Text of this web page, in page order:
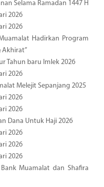
Selama Ramadan 1447 H
2026
2026
Hadirkan Program
Akhirat”
Tahun baru Imlek 2026
2026
Melejit Sepanjang 2025
2026
2026
Dana Untuk Haji 2026
2026
2026
2026
Muamalat dan Shafira